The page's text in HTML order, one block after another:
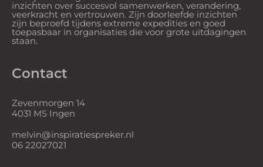
inzichten over succesvol samenwerken, verandering,
veerkracht en vertrouwen. Zijn doorleefde inzichten
zijn beproefd tijdens extreme expedities en goed
toepasbaar in organisaties die voor grote uitdagingen
staan.
Contact
Zevenmorgen 14
4031 MS Ingen
melvin@inspiratiespreker.nl
06 22027021